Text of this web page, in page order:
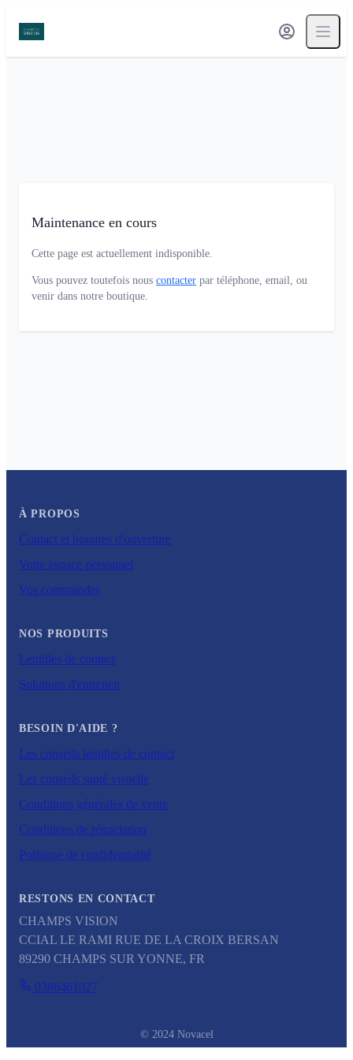
Maintenance en cours
Cette page est actuellement indisponible.
Vous pouvez toutefois nous contacter par téléphone, email, ou
venir dans notre boutique.
À PROPOS
Contact et horaires d'ouverture
Votre espace personnel
Vos commandes
NOS PRODUITS
Lentilles de contact
Solutions d'entretien
BESOIN D'AIDE ?
Les conseils lentilles de contact
Les conseils santé visuelle
Conditions générales de vente
Conditions de rétractation
Politique de confidentialité
RESTONS EN CONTACT
CHAMPS VISION
CCIAL LE RAMI RUE DE LA CROIX BERSAN
89290 CHAMPS SUR YONNE, FR
0386461027
© 2024 Novacel